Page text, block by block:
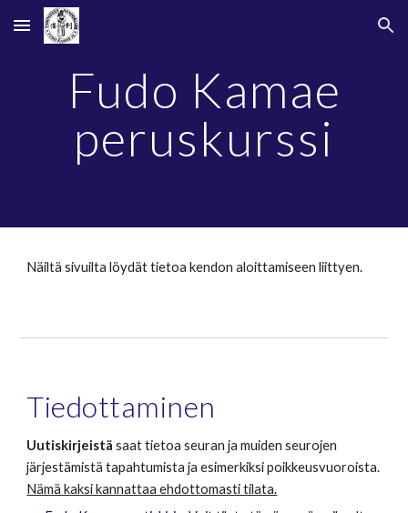
Skip to main content Skip to navigation
Fudo Kamae
peruskurssi
Näiltä sivuilta löydät tietoa kendon aloittamiseen liittyen.
Tiedottaminen
Uutiskirjeistäsaat tietoa seuran ja muiden seurojen
järjestämistä tapahtumista ja esimerkiksi poikkeusvuoroista.
Nämä kaksi kannattaa ehdottomasti tilata.